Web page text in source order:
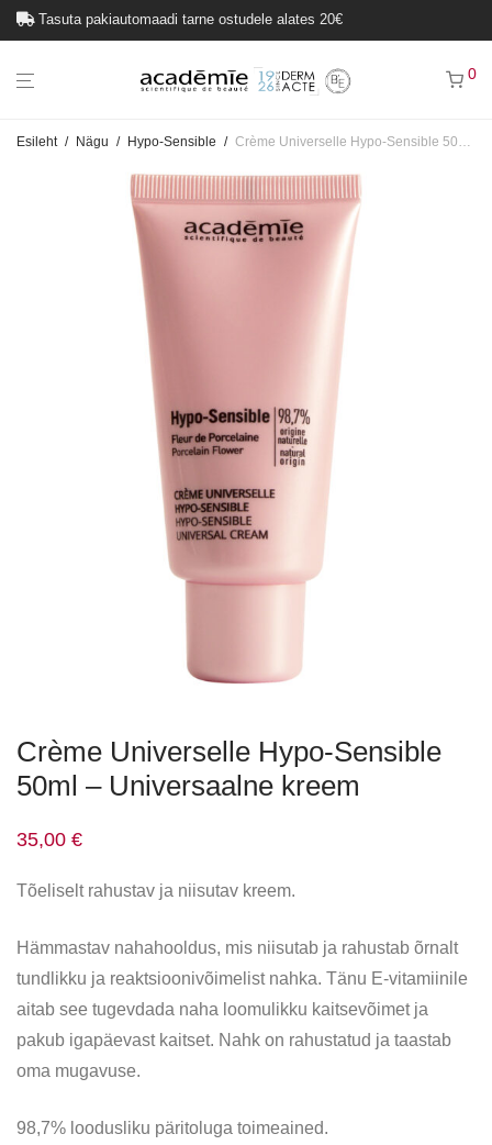
Tasuta pakiautomaadi tarne ostudele alates 20€
0
Esileht / Nägu / Hypo-Sensible / Crème Universelle Hypo-Sensible 50ml – Universaalne kreem
Crème Universelle Hypo-Sensible
50ml – Universaalne kreem
35,00 €
Tõeliselt rahustav ja niisutav kreem.
Hämmastav nahahooldus, mis niisutab ja rahustab õrnalt
tundlikku ja reaktsioonivõimelist nahka. Tänu E-vitamiinile
aitab see tugevdada naha loomulikku kaitsevõimet ja
pakub igapäevast kaitset. Nahk on rahustatud ja taastab
oma mugavuse.
98,7% loodusliku päritoluga toimeained.